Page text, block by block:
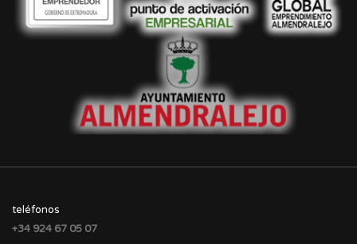
teléfonos
+34 924 67 05 07